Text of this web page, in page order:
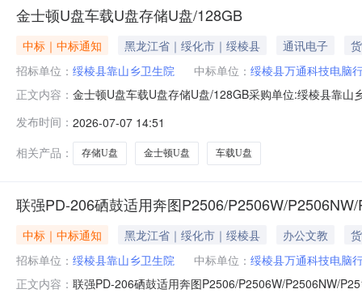
金士顿U盘车载U盘存储U盘/128GB
中标｜中标通知 黑龙江省｜绥化市｜绥棱县 通讯电子
招标单位： 绥棱县靠山乡卫生院 中标单位： 绥棱县万通科技电脑
正文内容： 金士顿U盘车载U盘存储U盘/128GB采购单位:绥棱县靠
发布时间： 2026-07-07 14:51
相关产品：
存储U盘 金士顿U盘 车载U盘
联强PD-206硒鼓适用奔图P2506/P2506W/
中标｜中标通知 黑龙江省｜绥化市｜绥棱县 办公文教
招标单位： 绥棱县靠山乡卫生院 中标单位： 绥棱县万通科技电脑
正文内容： 联强PD-206硒鼓适用奔图P2506/P2506W/P2506NW/